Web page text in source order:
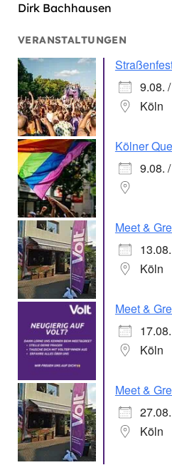
Dirk Bachhausen
VERANSTALTUNGEN
9.08.
Köln
Kölner
9.08.
Meet &
Köln
Meet &
Köln
Meet &
Köln